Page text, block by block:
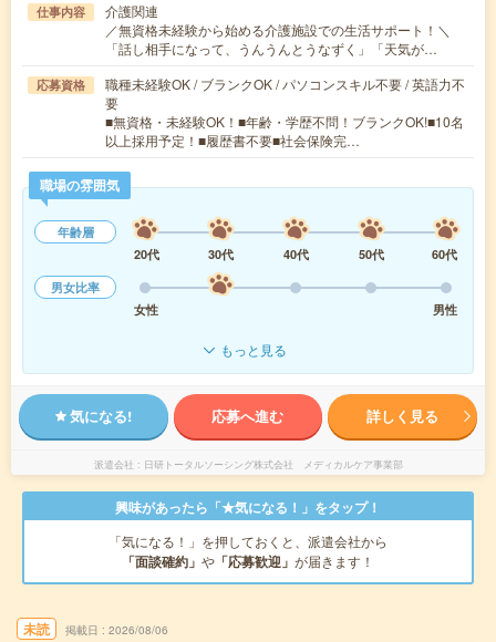
仕事内容
介護関連
／無資格未経験から始める介護施設での生活サポート！＼
「話し相手になって、うんうんとうなずく」「天気が…
応募資格
職種未経験OK / ブランクOK / パソコンスキル不要 / 英語力不
要
■無資格・未経験OK！■年齢・学歴不問！ブランクOK!■10名
以上採用予定！■履歴書不要■社会保険完…
職場の雰囲気
年齢層
20代
30代 40代 50代
60代
男女比率
女性
男性
もっと見る
気になる! 応募へ進む 詳しく見る
派遣会社 日研トータルソーシング株式会社 メディカルケア事業部
興味があったら「★気になる！」をタップ！
「気になる！」を押しておくと、派遣会社から
「面談確約」 や 「応募歓迎」 が届きます！
未読 掲載日 2026/08/06